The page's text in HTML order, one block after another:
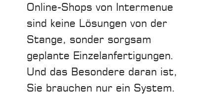
Online-Shops von Intermenue
sind keine Lösungen von der
Stange, sonder sorgsam
geplante Einzelanfertigungen.
Und das Besondere daran ist,
Sie brauchen nur ein System.